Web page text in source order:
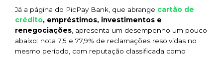
Já a página do PicPay Bank, que abrange cartão de
crédito, empréstimos, investimentos e
renegociações , apresenta um desempenho um pouco
abaixo: nota 7,5 e 77,9% de reclamações resolvidas no
mesmo período, com reputação classificada como